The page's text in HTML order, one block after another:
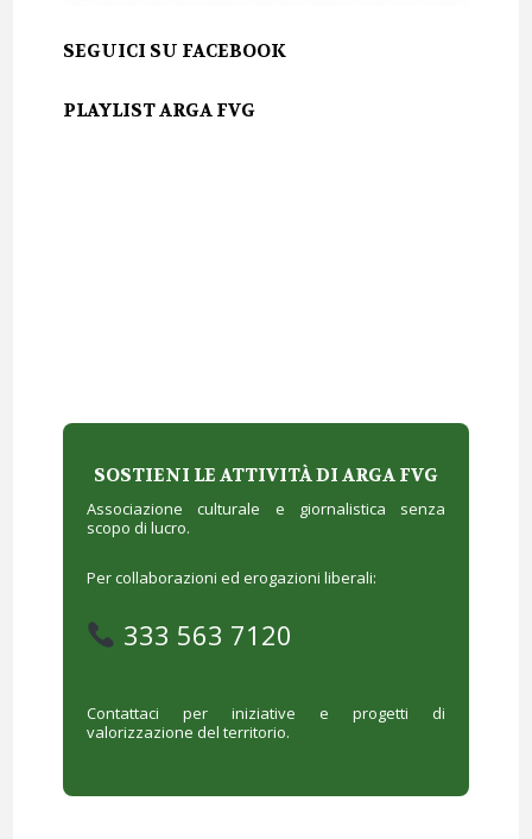
SEGUICI SU FACEBOOK
PLAYLIST ARGA FVG
SOSTIENI LE ATTIVITÀ DI ARGA FVG
Associazione culturale e giornalistica senza
scopo di lucro.
Per collaborazioni ed erogazioni liberali:
333 563 7120
Contattaci per iniziative e progetti di
valorizzazione del territorio.